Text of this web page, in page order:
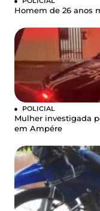
Homem de 26 anos
POLICIAL
Mulher investigada
em Ampére